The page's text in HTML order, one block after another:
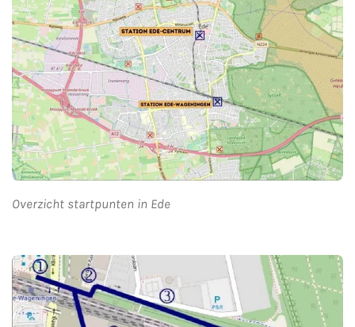
Overzicht startpunten in Ede